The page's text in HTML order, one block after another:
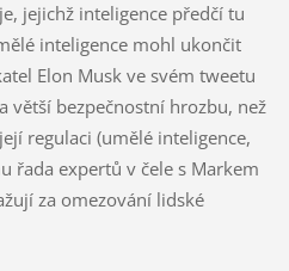
jejichž inteligence předčí tu
inteligence mohl ukončit
Elon Musk ve svém tweetu
větší bezpečnostní hrozbu, než
regulaci (umělé inteligence,
řada expertů v čele s Markem
za omezování lidské